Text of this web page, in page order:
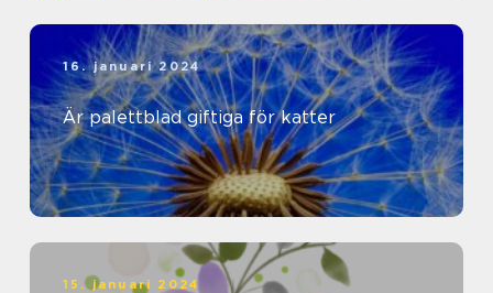
16. januari 2024
Är palettblad giftiga för katter
15. januari 2024